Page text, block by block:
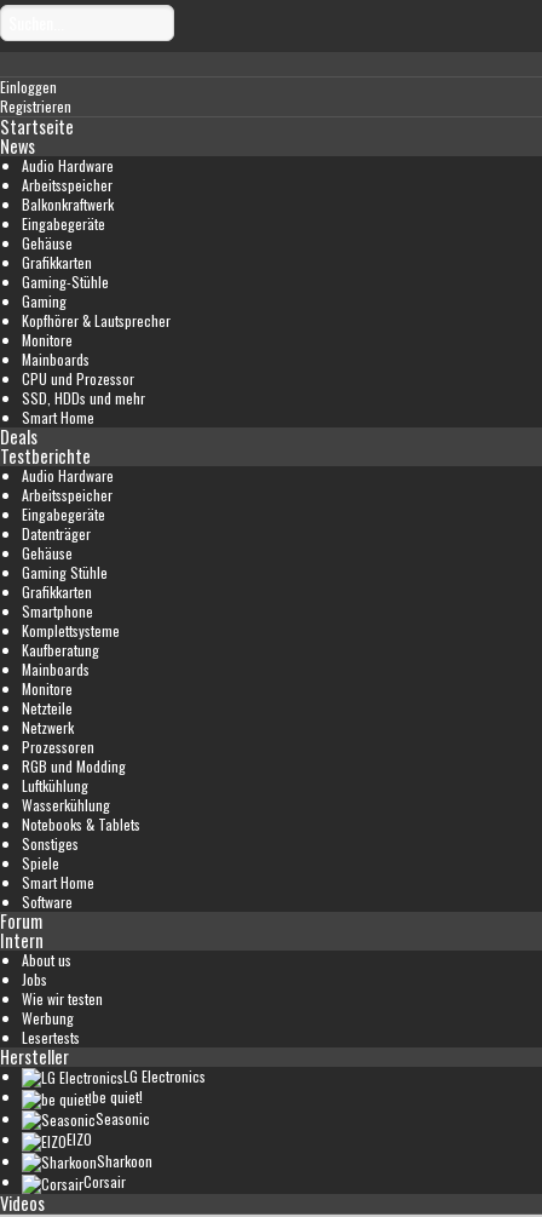
Einloggen
Registrieren
Startseite
News
Audio Hardware
Arbeitsspeicher
Balkonkraftwerk
Eingabegeräte
Gehäuse
Grafikkarten
Gaming-Stühle
Gaming
Kopfhörer & Lautsprecher
Monitore
Mainboards
CPU und Prozessor
SSD, HDDs und mehr
Smart Home
Deals
Testberichte
Audio Hardware
Arbeitsspeicher
Eingabegeräte
Datenträger
Gehäuse
Gaming Stühle
Grafikkarten
Smartphone
Komplettsysteme
Kaufberatung
Mainboards
Monitore
Netzteile
Netzwerk
Prozessoren
RGB und Modding
Luftkühlung
Wasserkühlung
Notebooks & Tablets
Sonstiges
Spiele
Smart Home
Software
Forum
Intern
About us
Jobs
Wie wir testen
Werbung
Lesertests
Hersteller
LG Electronics
be quiet!
Seasonic
EIZO
Sharkoon
Corsair
Videos